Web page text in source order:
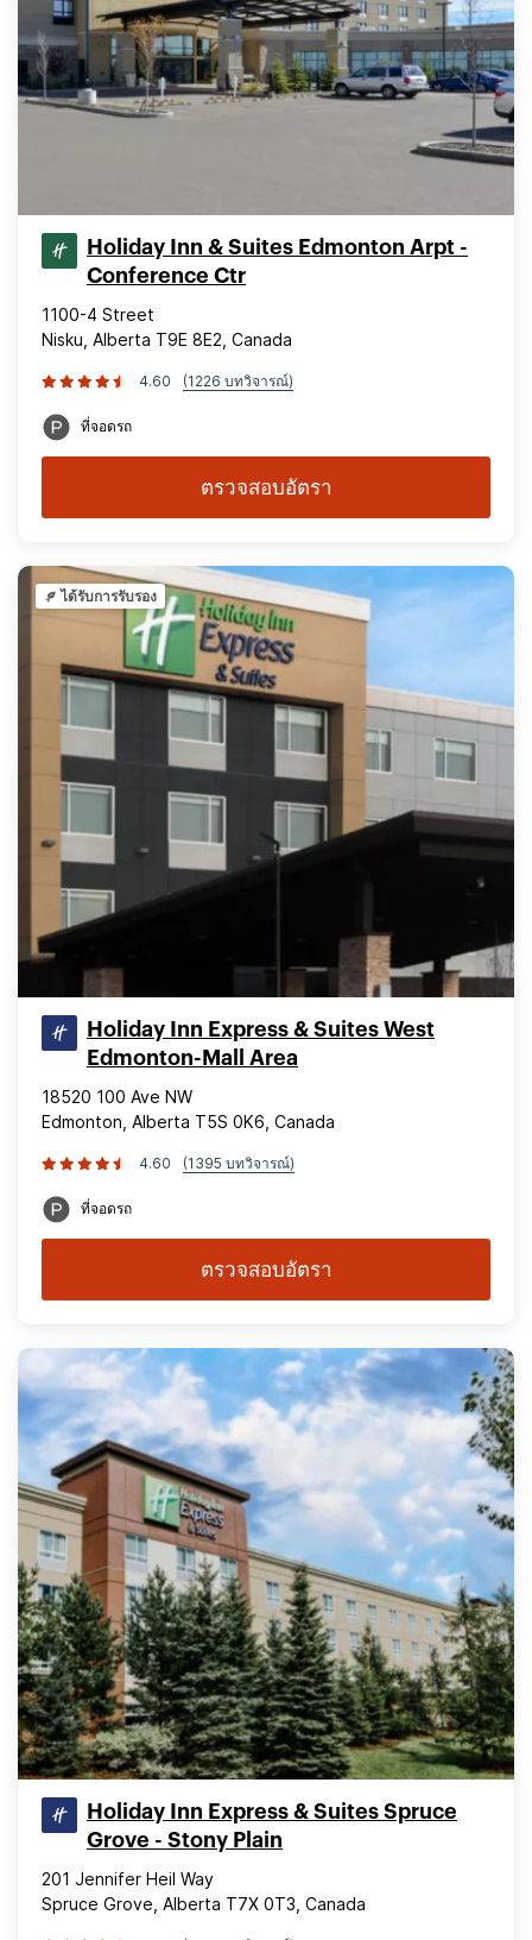
Holiday Inn & Suites Edmonton Arpt -
Conference Ctr
1100-4 Street
Nisku, Alberta T9E 8E2, Canada
4.60 (1226 บทวิจารณ์)
ที่จอดรถ
ตรวจสอบอัตรา
ได้รับการรับรอง
Holiday Inn Express & Suites West
Edmonton-Mall Area
18520 100 Ave NW
Edmonton, Alberta T5S 0K6, Canada
4.60 (1395 บทวิจารณ์)
ที่จอดรถ
ตรวจสอบอัตรา
Holiday Inn Express & Suites Spruce
Grove - Stony Plain
201 Jennifer Heil Way
Spruce Grove, Alberta T7X 0T3, Canada